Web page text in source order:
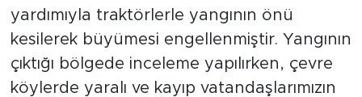
yardımıyla traktörlerle yangının önü
kesilerek büyümesi engellenmiştir. Yangının
çıktığı bölgede inceleme yapılırken, çevre
köylerde yaralı ve kayıp vatandaşlarımızın